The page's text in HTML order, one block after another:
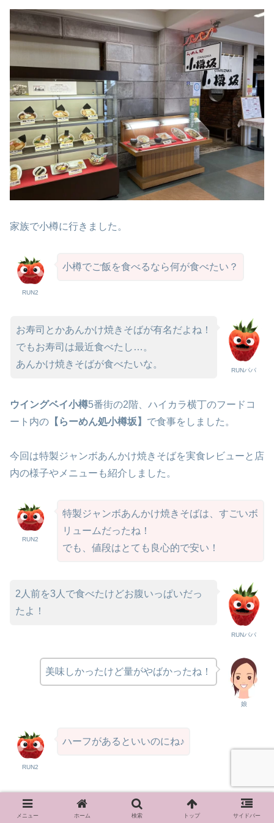
家族で小樽に行きました。
RUN2
小樽でご飯を食べるなら何が食べたい？
RUNパパ
お寿司とかあんかけ焼きそばが有名だよね！
でもお寿司は最近食べたし…。
あんかけ焼きそばが食べたいな。
ウイングベイ小樽5番街の2階、ハイカラ横丁のフードコ
ート内の 【らーめん処小樽坂】 で食事をしました。
今回は特製ジャンボあんかけ焼きそばを実食レビューと店
内の様子やメニューも紹介しました。
RUN2
特製ジャンボあんかけ焼きそばは、すごいボ
リュームだったね！
でも、値段はとても良心的で安い！
RUNパパ
2人前を3人で食べたけどお腹いっぱいだっ
たよ！
娘
美味しかったけど量がやばかったね！
RUN2
ハーフがあるといいのにね♪
小樽に行ったら是非、食べてみてほしいです。
メニュー ホーム 検索 トップ サイドバー